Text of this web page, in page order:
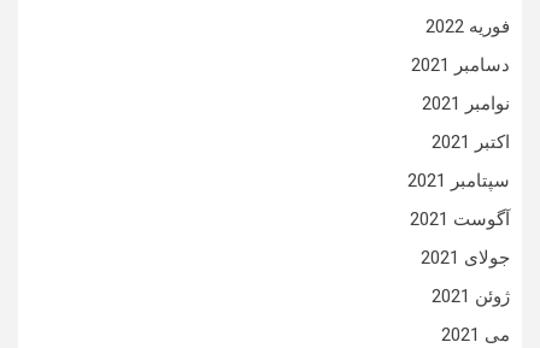
فوریه 2022
دسامبر 2021
نوامبر 2021
اکتبر 2021
سپتامبر 2021
آگوست 2021
جولای 2021
ژوئن 2021
می 2021